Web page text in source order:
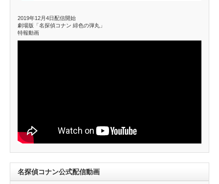
2019年12月4日配信開始
劇場版「名探偵コナン 緋色の弾丸」
特報動画
名探偵コナン公式配信動画